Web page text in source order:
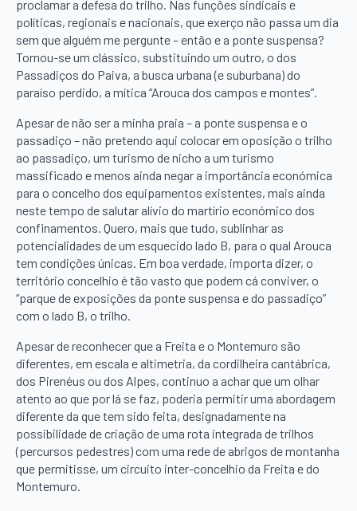
proclamar a defesa do trilho. Nas funções sindicais e
políticas, regionais e nacionais, que exerço não passa um dia
sem que alguém me pergunte – então e a ponte suspensa?
Tornou-se um clássico, substituindo um outro, o dos
Passadiços do Paiva, a busca urbana (e suburbana) do
paraíso perdido, a mítica “Arouca dos campos e montes”.
Apesar de não ser a minha praia – a ponte suspensa e o
passadiço – não pretendo aqui colocar em oposição o trilho
ao passadiço, um turismo de nicho a um turismo
massificado e menos ainda negar a importância económica
para o concelho dos equipamentos existentes, mais ainda
neste tempo de salutar alívio do martírio económico dos
confinamentos. Quero, mais que tudo, sublinhar as
potencialidades de um esquecido lado B, para o qual Arouca
tem condições únicas. Em boa verdade, importa dizer, o
território concelhio é tão vasto que podem cá conviver, o
“parque de exposições da ponte suspensa e do passadiço”
com o lado B, o trilho.
Apesar de reconhecer que a Freita e o Montemuro são
diferentes, em escala e altimetria, da cordilheira cantábrica,
dos Pirenéus ou dos Alpes, continuo a achar que um olhar
atento ao que por lá se faz, poderia permitir uma abordagem
diferente da que tem sido feita, designadamente na
possibilidade de criação de uma rota integrada de trilhos
(percursos pedestres) com uma rede de abrigos de montanha
que permitisse, um circuito inter-concelhio da Freita e do
Montemuro.